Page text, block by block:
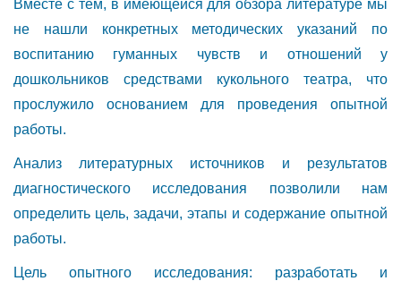
Вместе с тем, в имеющейся для обзора литературе мы
не нашли конкретных методических указаний по
воспитанию гуманных чувств и отношений у
дошкольников средствами кукольного театра, что
прослужило основанием для проведения опытной
работы.
Анализ литературных источников и результатов
диагностического исследования позволили нам
определить цель, задачи, этапы и содержание опытной
работы.
Цель опытного исследования: разработать и